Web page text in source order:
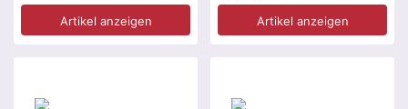
Artikel anzeigen Artikel anzeigen